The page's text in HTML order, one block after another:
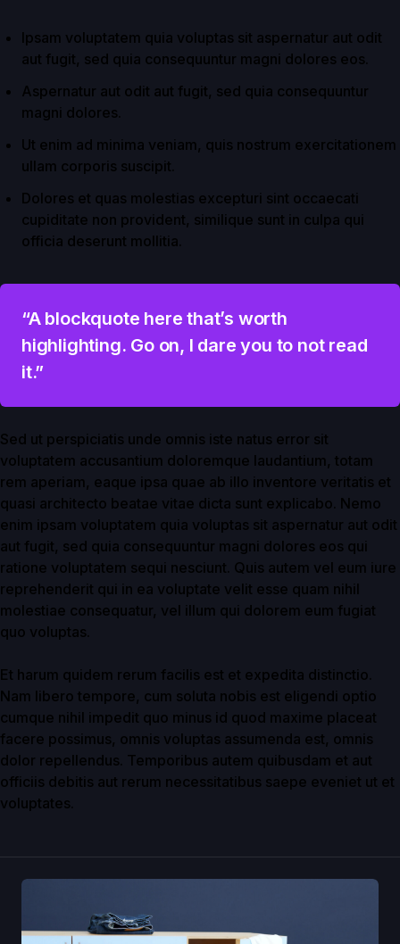
Ipsam voluptatem quia voluptas sit aspernatur aut odit
aut fugit, sed quia consequuntur magni dolores eos.
Aspernatur aut odit aut fugit, sed quia consequuntur
magni dolores.
Ut enim ad minima veniam, quis nostrum exercitationem
ullam corporis suscipit.
Dolores et quas molestias excepturi sint occaecati
cupiditate non provident, similique sunt in culpa qui
officia deserunt mollitia.
“A blockquote here that’s worth
highlighting. Go on, I dare you to not read
it.”
Sed ut perspiciatis unde omnis iste natus error sit
voluptatem accusantium doloremque laudantium, totam
rem aperiam, eaque ipsa quae ab illo inventore veritatis et
quasi architecto beatae vitae dicta sunt explicabo. Nemo
enim ipsam voluptatem quia voluptas sit aspernatur aut odit
aut fugit, sed quia consequuntur magni dolores eos qui
ratione voluptatem sequi nesciunt. Quis autem vel eum iure
reprehenderit qui in ea voluptate velit esse quam nihil
molestiae consequatur, vel illum qui dolorem eum fugiat
quo voluptas.
Et harum quidem rerum facilis est et expedita distinctio.
Nam libero tempore, cum soluta nobis est eligendi optio
cumque nihil impedit quo minus id quod maxime placeat
facere possimus, omnis voluptas assumenda est, omnis
dolor repellendus. Temporibus autem quibusdam et aut
officiis debitis aut rerum necessitatibus saepe eveniet ut et
voluptates.